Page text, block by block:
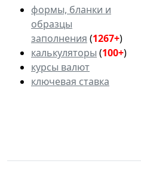
формы, бланки и
образцы
заполнения (1267+)
калькуляторы (100+)
курсы валют
ключевая ставка